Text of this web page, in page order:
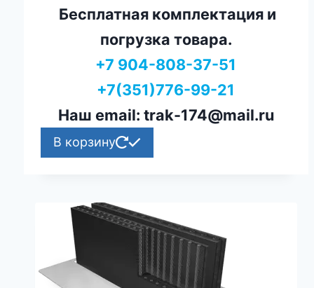
Бесплатная комплектация и
погрузка товара.
+7 904-808-37-51
+7(351)776-99-21
Наш email: trak-174@mail.ru
В корзину